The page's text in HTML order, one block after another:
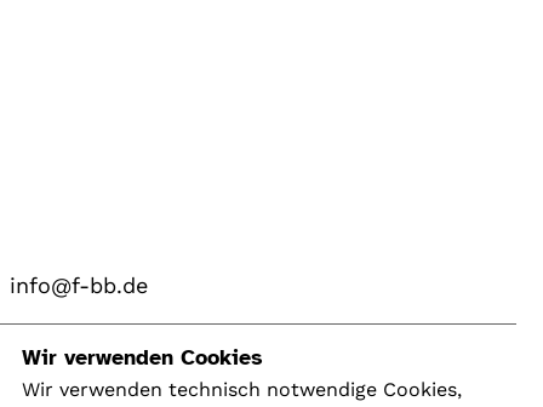
info@f-bb.de
Navigation
Wir verwenden Cookies
Wir verwenden technisch notwendige Cookies,